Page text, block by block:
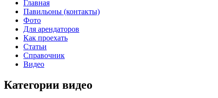
Главная
Павильоны (контакты)
Фото
Для арендаторов
Как проехать
Статьи
Справочник
Видео
Категории видео